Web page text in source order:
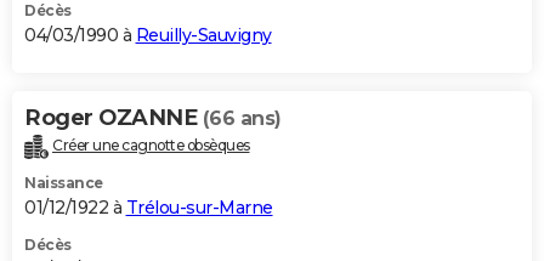
Décès
04/03/1990 à Reuilly-Sauvigny
Roger OZANNE (66 ans)
Créer une cagnotte obsèques
Naissance
01/12/1922 à Trélou-sur-Marne
Décès